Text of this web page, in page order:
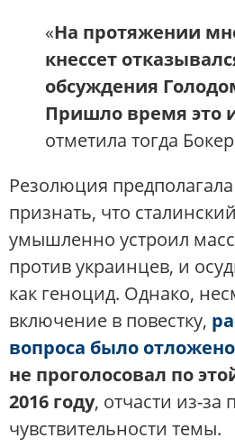
«На протяжении
кнессет
обсуждения
Пришло время это
отметила тогда
Резолюция
признать, что
умышленно устроил
против украинцев, и
как геноцид. Однако,
включение в повестку,
вопроса было отложено
не проголосовал по
2016 году, отчасти из-за
чувствительности темы.